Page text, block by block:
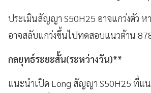
ประเมินสัญญา S50H25 อาจแกว่งตัว ห
อาจสลับแกว่งขึ้นไปทดสอบแนวต้าน
กลยุทธ์ระยะสั้น(ระหว่างวัน)**
แนะนำเปิด Long สัญญา S50H25 ที่แ